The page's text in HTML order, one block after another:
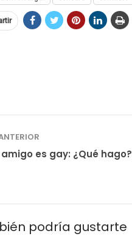
es gay: ¿Qué hago?
podría gustarte